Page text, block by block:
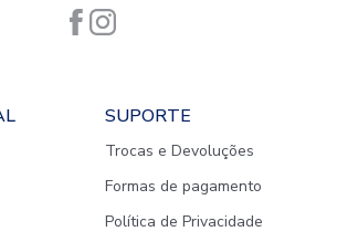
SUPORTE
Trocas e Devoluções
Formas de pagamento
Política de Privacidade